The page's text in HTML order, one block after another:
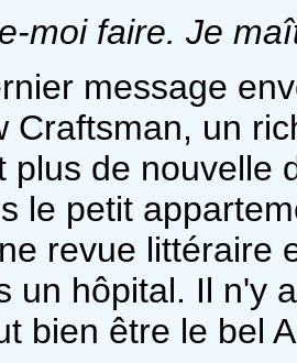
moi faire. Je
message
Craftsman, un
plus de nouvelle
le petit
revue littéraire
un hôpital. Il n'y
bien être le bel